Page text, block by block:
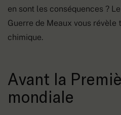
en sont les conséquences ?
Guerre de Meaux vous
chimique.
Avant la
mondiale